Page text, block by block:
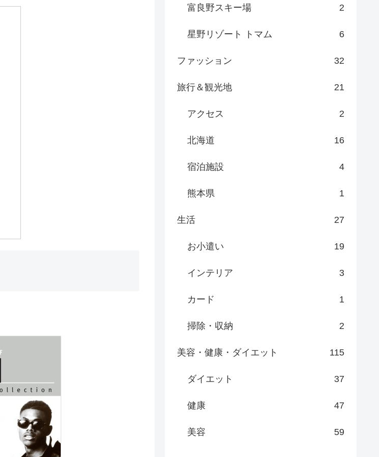
富良野スキー場 2
星野リゾート トマム 6
ファッション 32
旅行＆観光地 21
アクセス 2
北海道 16
宿泊施設 4
熊本県 1
生活 27
お小遣い 19
インテリア 3
カード 1
掃除・収納 2
美容・健康・ダイエット 115
ダイエット 37
健康 47
美容 59